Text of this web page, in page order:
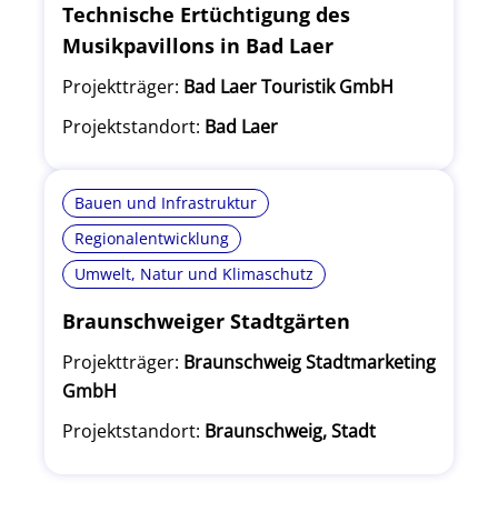
Technische Ertüchtigung des
Musikpavillons in Bad Laer
Projektträger: Bad Laer Touristik GmbH
Projektstandort: Bad Laer
Bauen und Infrastruktur
Regionalentwicklung
Umwelt, Natur und Klimaschutz
Braunschweiger Stadtgärten
Projektträger: Braunschweig Stadtmarketing
GmbH
Projektstandort: Braunschweig, Stadt